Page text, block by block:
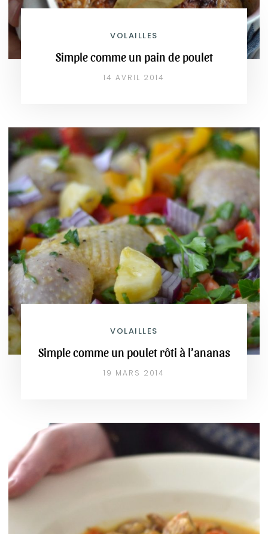
VOLAILLES
Simple comme un pain de poulet
14 AVRIL 2014
VOLAILLES
Simple comme un poulet rôti à l’ananas
19 MARS 2014